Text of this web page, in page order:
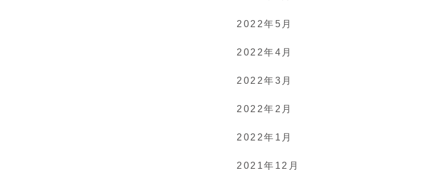
2022年5月
2022年4月
2022年3月
2022年2月
2022年1月
2021年12月